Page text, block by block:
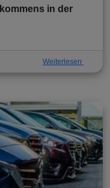
in der
Weiterlesen